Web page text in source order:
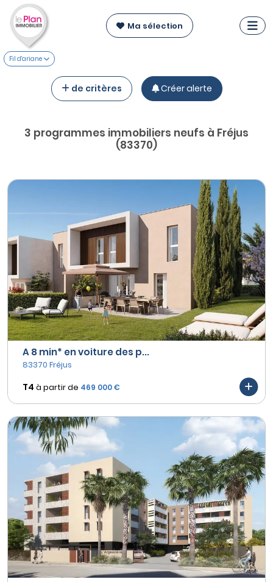
Ma sélection
Fil d'ariane
de critères Créer alerte
3 programmes immobiliers neufs à Fréjus
(83370)
A 8 min* en voiture des p...
83370 Fréjus
T4 à partir de 469 000 €